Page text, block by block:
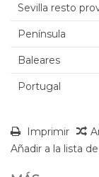
Sevilla resto
Península
Baleares
Portugal
Imprimir
Añadir a la lista